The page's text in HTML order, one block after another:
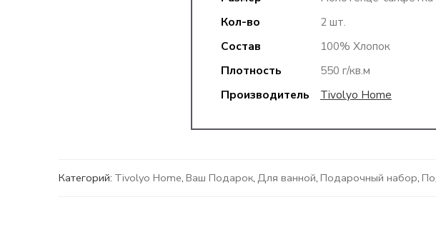
Кол-во
2 шт.
Состав
100% Хлопок
Плотность
550 г/кв.м
Производитель
Tivolyo Home
Категорий: Tivolyo Home, Ваш Подарок, Для ванной, Подарочный набор,